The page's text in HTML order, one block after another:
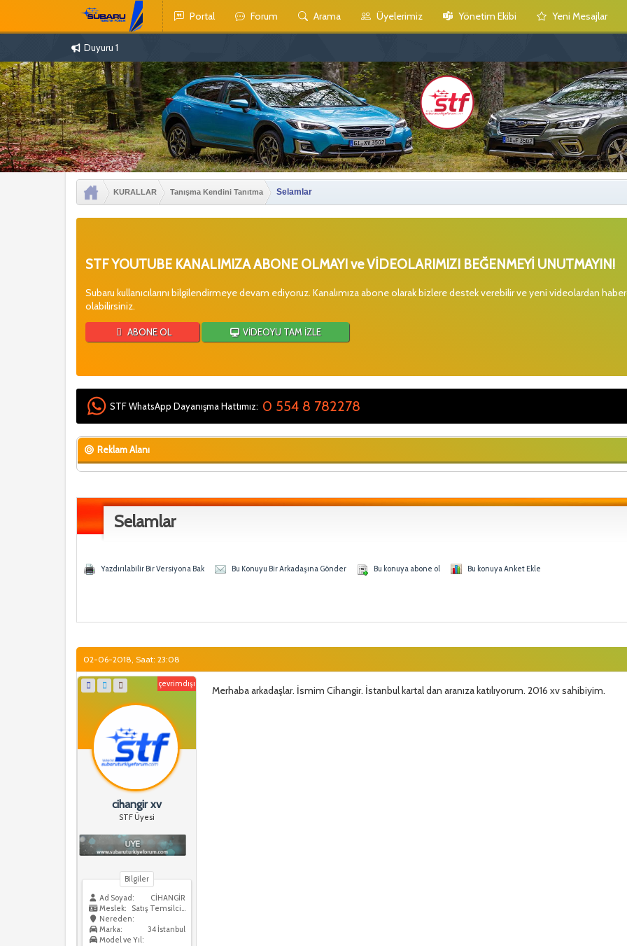
Portal Forum Arama Üyelerimiz Yönetim Ekibi Yeni Mesajlar
Duyuru 1
KURALLAR Tanışma Kendini Tanıtma Selamlar
STF YOUTUBE KANALIMIZA ABONE OLMAYI ve VİDEOLARIMIZI BEĞENMEYİ UNUTMAYIN!
Subaru kullanıcılarını bilgilendirmeye devam ediyoruz. Kanalımıza abone olarak bizlere destek verebilir ve yeni videolardan
olabilirsiniz.
ABONE OL VİDEOYU TAM İZLE
STF WhatsApp Dayanışma Hattımız: 0 554 8 782278
Reklam Alanı
Selamlar
Yazdırılabilir Bir Versiyona Bak Bu Konuyu Bir Arkadaşına Gönder Bu konuya abone ol Bu konuya Anket Ekle
02-06-2018, Saat: 23:08
çevrimdışı
cihangir xv
STF Üyesi
Bilgiler
Ad Soyad:
CİHANGİR
Meslek:
Satış Temsilcisi
Nereden:
34 İstanbul
Marka:
Model ve Yıl:
Merhaba arkadaşlar. İsmim Cihangir. İstanbul kartal dan aranıza katılıyorum. 2016 xv sahibiyim.